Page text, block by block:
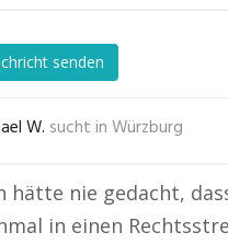
senden
W. sucht in Würzburg
hätte nie gedacht,
in einen